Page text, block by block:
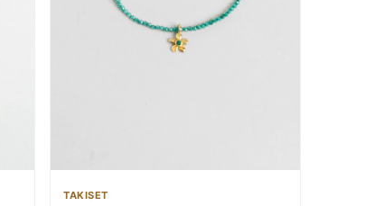
TAKISET